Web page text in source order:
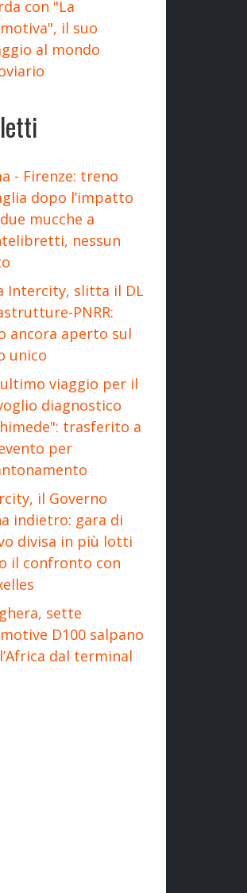
TRANI LAVORI IN RITARDO ALLA STAZIONE
con "La
il suo
al mondo
- Firenze: treno
dopo l’impatto
mucche a
nessun
Intercity, slitta il DL
PNRR:
ancora aperto sul
unico
ultimo viaggio per il
diagnostico
trasferito a
per
il Governo
indietro: gara di
divisa in più lotti
il confronto con
sette
D100 salpano
dal terminal